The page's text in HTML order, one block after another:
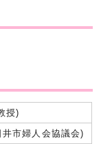
授)
市婦人会協議会)